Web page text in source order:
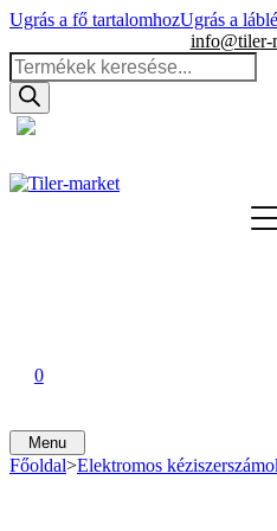
Ugrás a fő tartalomhozUgrás a
info@tiler-
Products
search
0
Menu
Főoldal>Elektromos